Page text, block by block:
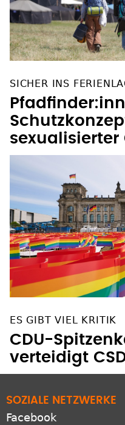
SICHER INS
sexualisierter
ES GIBT VIEL KRITIK
CDU-
verteidigt
SOZIALE NETZWERKE
Facebook